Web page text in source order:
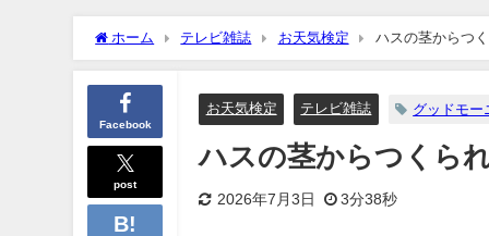
ホーム テレビ雑誌 お天気検定 ハスの茎からつ
Facebook
post
お天気検定 テレビ雑誌 グッドモー
ハスの茎からつくら
2026年7月3日 3分38秒